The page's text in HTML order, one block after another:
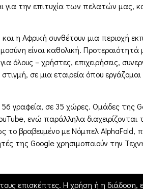
για την επιτυχία των πελατών μας,
η Αφρική συνθέτουν μια περιοχή
είναι καθολική. Προτεραιότητά
– χρήστες, επιχειρήσεις,
σε μια εταιρεία όπου
γραφεία, σε 35 χώρες. Ομάδες της
ενώ παράλληλα διαχειρίζονται
το βραβευμένο με Νόμπελ AlphaFold,
της Google χρησιμοποιούν την
επισκέπτες. Η χρήση ή η διάδοση,